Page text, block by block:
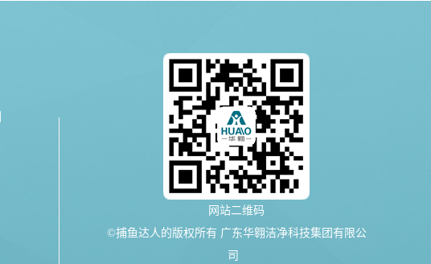
网站二维码
©捕鱼达人的版权所有 广东华翱洁净科技集团有限公
司